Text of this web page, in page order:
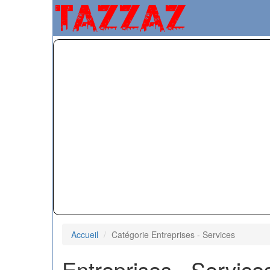
Accueil Catégorie Entreprises - Services